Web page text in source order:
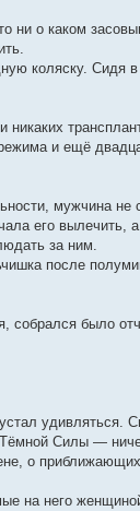
ни о каком
коляску. Сидя
и ещё
мужчина не
его вылечить,
за ним.
после
было
удивляться.
Силы —
о
на него